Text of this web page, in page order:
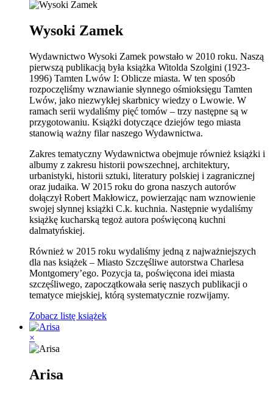
Wysoki Zamek
Wydawnictwo Wysoki Zamek powstało w 2010 roku. Naszą
pierwszą publikacją była książka Witolda Szolgini (1923-
1996) Tamten Lwów I: Oblicze miasta. W ten sposób
rozpoczęliśmy wznawianie słynnego ośmioksięgu Tamten
Lwów, jako niezwykłej skarbnicy wiedzy o Lwowie. W
ramach serii wydaliśmy pięć tomów – trzy następne są w
przygotowaniu. Książki dotyczące dziejów tego miasta
stanowią ważny filar naszego Wydawnictwa.
Zakres tematyczny Wydawnictwa obejmuje również książki i
albumy z zakresu historii powszechnej, architektury,
urbanistyki, historii sztuki, literatury polskiej i zagranicznej
oraz judaika. W 2015 roku do grona naszych autorów
dołączył Robert Makłowicz, powierzając nam wznowienie
swojej słynnej książki C.k. kuchnia. Następnie wydaliśmy
książkę kucharską tegoż autora poświęconą kuchni
dalmatyńskiej.
Również w 2015 roku wydaliśmy jedną z najważniejszych
dla nas książek – Miasto Szczęśliwe autorstwa Charlesa
Montgomery’ego. Pozycja ta, poświęcona idei miasta
szczęśliwego, zapoczątkowała serię naszych publikacji o
tematyce miejskiej, którą systematycznie rozwijamy.
Zobacz listę książek
×
Arisa